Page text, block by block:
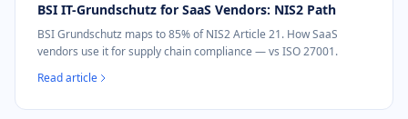
BSI IT-Grundschutz for SaaS Vendors: NIS2 Path
BSI Grundschutz maps to 85% of NIS2 Article 21. How SaaS
vendors use it for supply chain compliance — vs ISO 27001.
Read article